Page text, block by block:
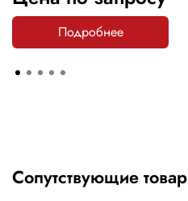
Подробнее
Сопутствующие